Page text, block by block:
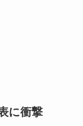
に衝撃